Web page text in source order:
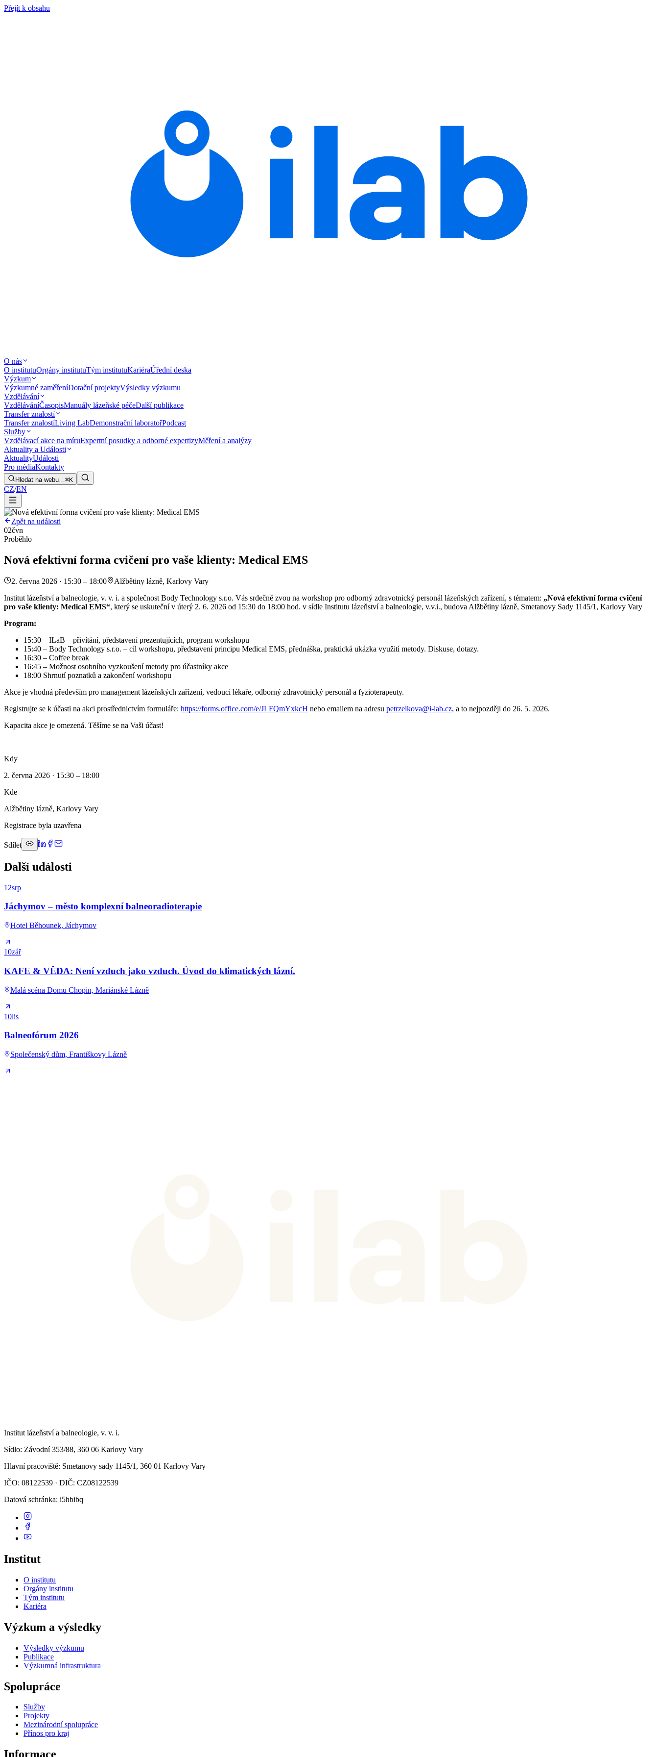
Přejít k obsahu
O nás
O institutuOrgány institutuTým institutuKariéraÚřední deska
Výzkum
Výzkumné zaměřeníDotační projektyVýsledky výzkumu
Vzdělávání
VzděláváníČasopisManuály lázeňské péčeDalší publikace
Transfer znalostí
Transfer znalostíLiving LabDemonstrační laboratořPodcast
Služby
Vzdělávací akce na míruExpertní posudky a odborné expertizyMěření a analýzy
Aktuality a Události
AktualityUdálosti
Pro médiaKontakty
Hledat na webu…⌘K
CZ/EN
Zpět na události
02čvn
Proběhlo
Nová efektivní forma cvičení pro vaše klienty: Medical EMS
2. června 2026 · 15:30 – 18:00
Alžbětiny lázně, Karlovy Vary
Institut lázeňství a balneologie, v. v. i. a společnost Body Technology s.r.o. Vás srdečně zvou na workshop pro odborný zdravotnický personál lázeňských zařízení, s tématem: „Nová efektivní forma cvičení
pro vaše klienty: Medical EMS“, který se uskuteční v úterý 2. 6. 2026 od 15:30 do 18:00 hod. v sídle Institutu lázeňství a balneologie, v.v.i., budova Alžbětiny lázně, Smetanovy Sady 1145/1, Karlovy Vary
Program:
15:30 – ILaB – přivítání, představení prezentujících, program workshopu
15:40 – Body Technology s.r.o. – cíl workshopu, představení principu Medical EMS, přednáška, praktická ukázka využití metody. Diskuse, dotazy.
16:30 – Coffee break
16:45 – Možnost osobního vyzkoušení metody pro účastníky akce
18:00 Shrnutí poznatků a zakončení workshopu
Akce je vhodná především pro management lázeňských zařízení, vedoucí lékaře, odborný zdravotnický personál a fyzioterapeuty.
Registrujte se k účasti na akci prostřednictvím formuláře: https://forms.office.com/e/JLFQmYxkcH nebo emailem na adresu petrzelkova@i-lab.cz, a to nejpozději do 26. 5. 2026.
Kapacita akce je omezená. Těšíme se na Vaši účast!
Kdy
2. června 2026 · 15:30 – 18:00
Kde
Alžbětiny lázně, Karlovy Vary
Registrace byla uzavřena
Sdílet
Další události
12srp
Jáchymov – město komplexní balneoradioterapie
Hotel Běhounek, Jáchymov
10zář
KAFE & VĚDA: Není vzduch jako vzduch. Úvod do klimatických lázní.
Malá scéna Domu Chopin, Mariánské Lázně
10lis
Balneofórum 2026
Společenský dům, Františkovy Lázně
Institut lázeňství a balneologie, v. v. i.
Sídlo: Závodní 353/88, 360 06 Karlovy Vary
Hlavní pracoviště: Smetanovy sady 1145/1, 360 01 Karlovy Vary
IČO: 08122539 · DIČ: CZ08122539
Datová schránka: i5hbibq
Institut
O institutu
Orgány institutu
Tým institutu
Kariéra
Výzkum a výsledky
Výsledky výzkumu
Publikace
Výzkumná infrastruktura
Spolupráce
Služby
Projekty
Mezinárodní spolupráce
Přínos pro kraj
Informace